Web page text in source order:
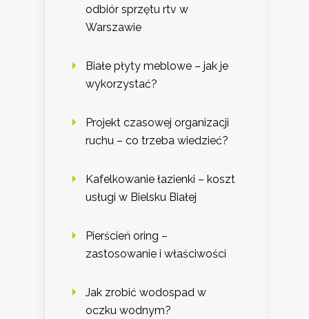
odbiór sprzętu rtv w
Warszawie
Białe płyty meblowe – jak je
wykorzystać?
Projekt czasowej organizacji
ruchu – co trzeba wiedzieć?
Kafelkowanie łazienki – koszt
usługi w Bielsku Białej
Pierścień oring –
zastosowanie i właściwości
Jak zrobić wodospad w
oczku wodnym?